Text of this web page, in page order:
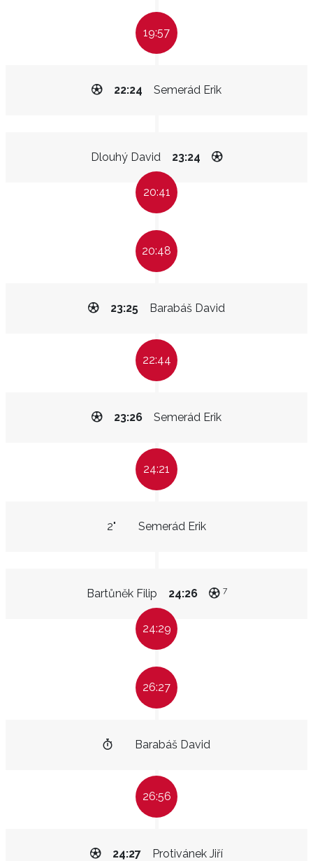
19:57
Semerád Erik
22:24
Dlouhý David 23:24
20:41
20:48
Barabáš David
23:25
22:44
Semerád Erik
23:26
24:21
Semerád Erik
2"
Bartůněk Filip 24:26 7
24:29
26:27
Barabáš David
26:56
Protivánek Jiří
24:27